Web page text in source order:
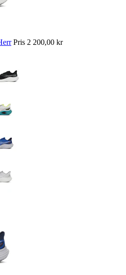
Pris 2 200,00 kr